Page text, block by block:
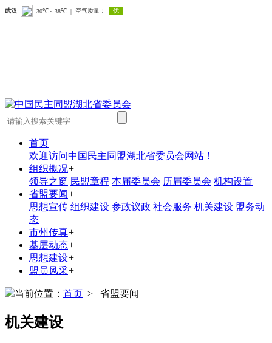
首页+
欢迎访问中国民主同盟湖北省委员会网站！
组织概况+
领导之窗 民盟章程 本届委员会 历届委员会 机构设置
省盟要闻+
思想宣传 组织建设 参政议政 社会服务 机关建设 盟务动
态
市州传真+
基层动态+
思想建设+
盟员风采+
当前位置： 首页 > 省盟要闻
机关建设